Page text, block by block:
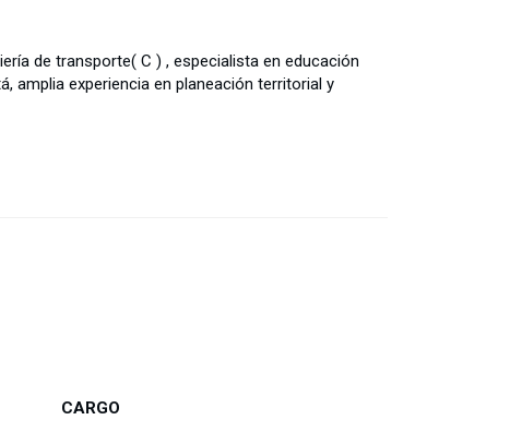
de transporte( C ) , especialista en educación
amplia experiencia en planeación territorial y
CARGO